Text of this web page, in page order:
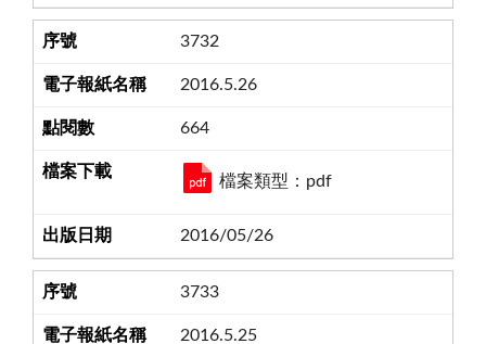
3732
2016.5.26
664
檔案類型：pdf
2016/05/26
3733
2016.5.25